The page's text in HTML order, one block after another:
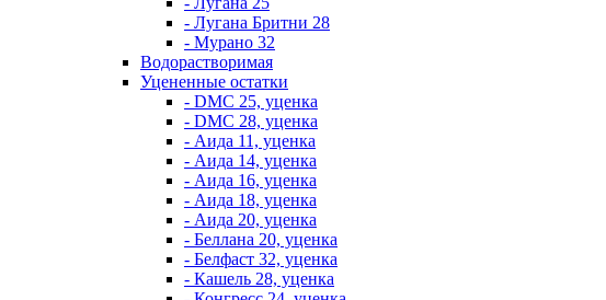
- Лугана Бритни 28
- Мурано 32
Водорастворимая
Уцененные остатки
- DMC 25, уценка
- DMC 28, уценка
- Аида 11, уценка
- Аида 14, уценка
- Аида 16, уценка
- Аида 18, уценка
- Аида 20, уценка
- Беллана 20, уценка
- Белфаст 32, уценка
- Кашель 28, уценка